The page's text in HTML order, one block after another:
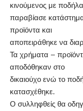
κινούμενος με
παραβίασε
προϊόντα και
αποπειράθηκε να
Τα χρήματα –
αποδόθηκαν στο
δικαιούχο ενώ το
κατασχέθηκε.
Ο συλληφθείς θα